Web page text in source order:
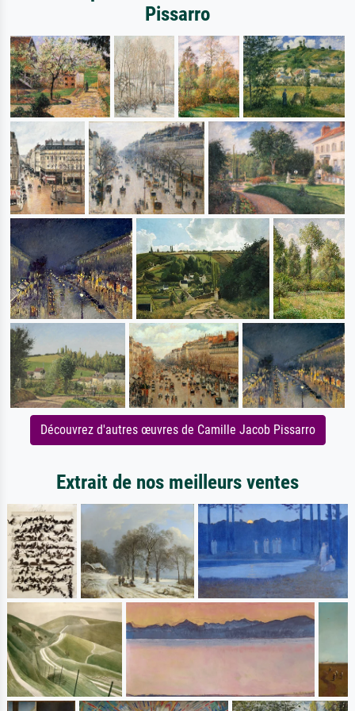
Pissarro
Découvrez d'autres œuvres de Camille Jacob Pissarro
Extrait de nos meilleurs ventes